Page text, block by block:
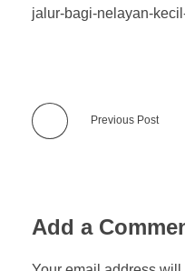
jalur-bagi-nelayan-
Previous Post
Add a